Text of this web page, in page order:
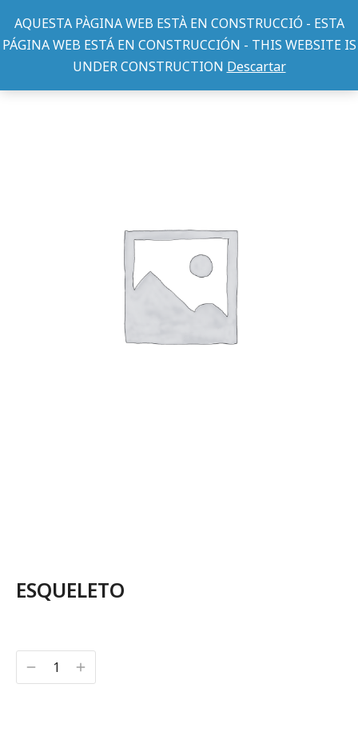
AQUESTA PÀGINA WEB ESTÀ EN CONSTRUCCIÓ - ESTA
PÁGINA WEB ESTÁ EN CONSTRUCCIÓN - THIS WEBSITE IS
UNDER CONSTRUCTION Descartar
ESQUELETO